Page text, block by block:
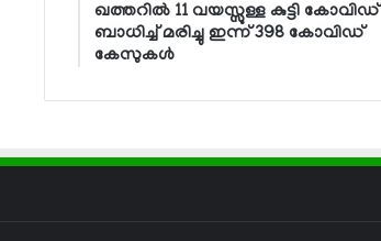
ഖത്തറില്‍ 11 വയസ്സുള്ള കുട്ടി കോവിഡ്
ബാധിച്ച് മരിച്ചു ഇന്ന് 398 കോവിഡ്
കേസുകള്‍